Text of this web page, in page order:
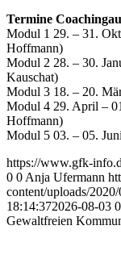
Termine
Modul 1 29. – 31.
Hoffmann)
Modul 2 28. – 30.
Kauschat)
Modul 3 18. – 20.
Modul 4 29. April –
Hoffmann)
Modul 5 03. – 05.
https://www.gfk-
0 0Anja Ufermann
content/uploads/
18:14:372026-08-03
Gewaltfreien